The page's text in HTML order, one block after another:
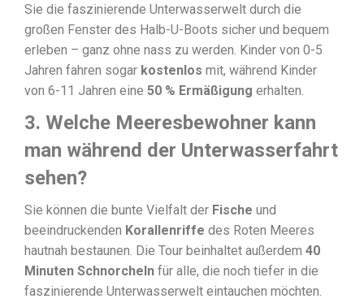
Sie die faszinierende Unterwasserwelt durch die
großen Fenster des Halb-U-Boots sicher und bequem
erleben – ganz ohne nass zu werden. Kinder von 0-5
Jahren fahren sogar kostenlos mit, während Kinder
von 6-11 Jahren eine 50 % Ermäßigung erhalten.
3. Welche Meeresbewohner kann
man während der Unterwasserfahrt
sehen?
Sie können die bunte Vielfalt der Fische und
beeindruckenden Korallenriffe des Roten Meeres
hautnah bestaunen. Die Tour beinhaltet außerdem 40
Minuten Schnorcheln für alle, die noch tiefer in die
faszinierende Unterwasserwelt eintauchen möchten.